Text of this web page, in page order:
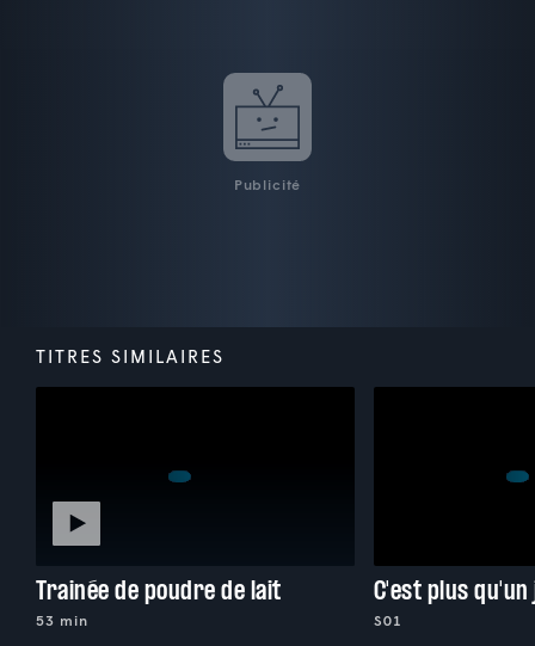
Publicité
TITRES SIMILAIRES
Trainée de poudre de lait
53 min
C'est plus
S01